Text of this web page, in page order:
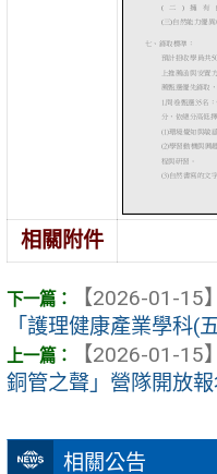
相關公告
相關附件
【2026-01-15】
「護理健康產業學科(
【2026-01-15】
銅管之聲」營隊開放